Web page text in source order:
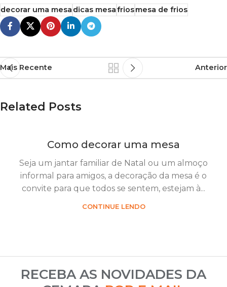
decorar uma mesadicas mesafriosmesa de frios
Mais Recente Anterior
Related Posts
Como decorar uma mesa
Seja um jantar familiar de Natal ou um almoço
informal para amigos, a decoração da mesa é o
convite para que todos se sentem, estejam à...
CONTINUE LENDO
RECEBA AS NOVIDADES DA